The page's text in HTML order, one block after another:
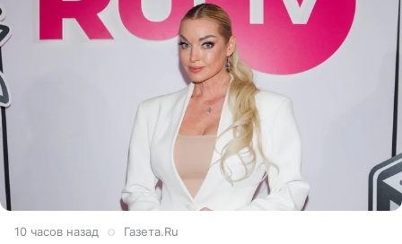
10 часов назад Газета.Ru